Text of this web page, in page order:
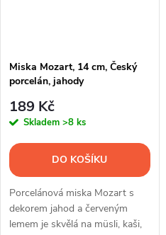
Miska Mozart, 14 cm, Český
porcelán, jahody
189 Kč
Skladem >8 ks
DO KOŠÍKU
Porcelánová miska Mozart s
dekorem jahod a červeným
lemem je skvělá na müsli, kaši,